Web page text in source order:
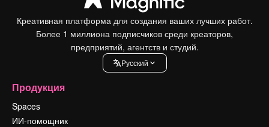
Креативная платформа для создания ваших лучших работ.
Более 1 миллиона подписчиков среди креаторов,
предприятий, агентств и студий.
Pусский
Продукция
Spaces
ИИ-помощник